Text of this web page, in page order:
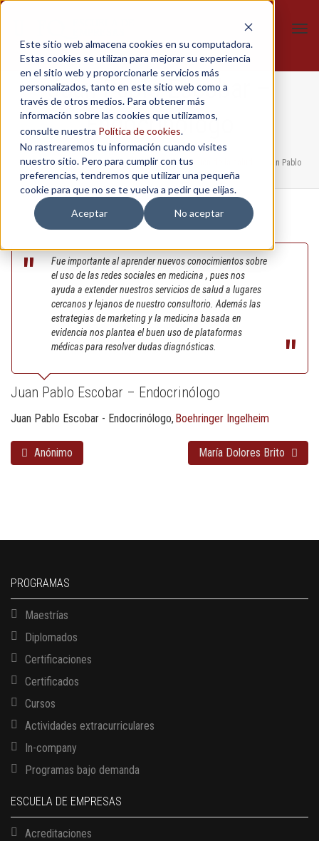
Este sitio web almacena cookies en su computadora.
Estas cookies se utilizan para mejorar su experiencia
en el sitio web y proporcionarle servicios más
personalizados, tanto en este sitio web como a
través de otros medios. Para obtener más
información sobre las cookies que utilizamos,
consulte nuestra Política de cookies.
No rastrearemos tu información cuando visites
nuestro sitio. Pero para cumplir con tus
preferencias, tendremos que utilizar una pequeña
cookie para que no se te vuelva a pedir que elijas.
Aceptar
No aceptar
Juan Pablo Escobar –
Endocrinólogo
Home / In-Company / Nuevas prácticas en la atención de la salud
Juan Pablo
Escobar – Endocrinólogo
Fue importante al aprender nuevos conocimientos sobre
el uso de las redes sociales en medicina , pues nos
ayuda a extender nuestros servicios de salud a lugares
cercanos y lejanos de nuestro consultorio. Además las
estrategias de marketing y la medicina basada en
evidencia nos plantea el buen uso de plataformas
médicas para resolver dudas diagnósticas.
Juan Pablo Escobar – Endocrinólogo
Juan Pablo Escobar - Endocrinólogo Boehringer Ingelheim
Anónimo María Dolores Brito
PROGRAMAS
Maestrías
Diplomados
Certificaciones
Certificados
Cursos
Actividades extracurriculares
In-company
Programas bajo demanda
ESCUELA DE EMPRESAS
Acreditaciones